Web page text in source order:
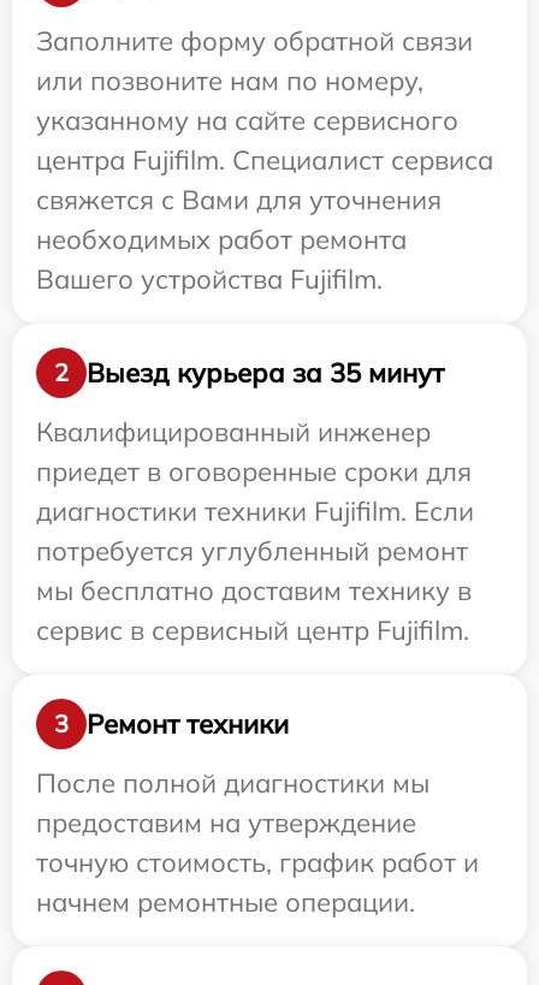
Заполните форму обратной связи
или позвоните нам по номеру,
указанному на сайте сервисного
центра Fujifilm. Специалист сервиса
свяжется с Вами для уточнения
необходимых работ ремонта
Вашего устройства Fujifilm.
2
Выезд курьера за 35 минут
Квалифицированный инженер
приедет в оговоренные сроки для
диагностики техники Fujifilm. Если
потребуется углубленный ремонт
мы бесплатно доставим технику в
сервис в сервисный центр Fujifilm.
3
Ремонт техники
После полной диагностики мы
предоставим на утверждение
точную стоимость, график работ и
начнем ремонтные операции.